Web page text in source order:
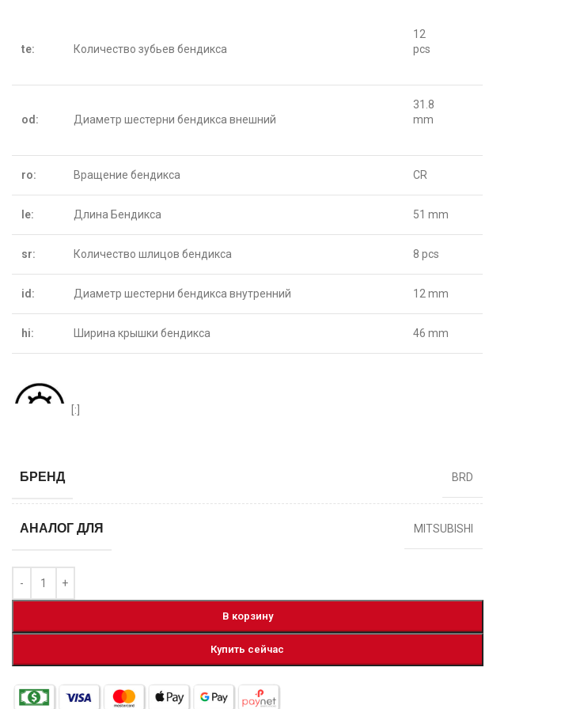
te: Количество зубьев бендикса
12
pcs
od: Диаметр шестерни бендикса внешний
31.8
mm
ro: Вращение бендикса CR
le: Длина Бендикса 51 mm
sr: Количество шлицов бендикса 8 pcs
id: Диаметр шестерни бендикса внутренний 12 mm
hi: Ширина крышки бендикса 46 mm
[:]
БРЕНД BRD
АНАЛОГ ДЛЯ MITSUBISHI
В корзину
Купить сейчас